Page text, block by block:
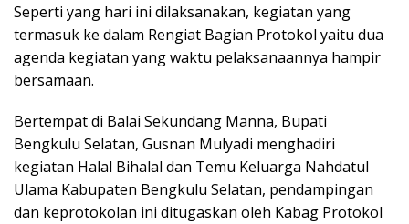
Seperti yang hari ini dilaksanakan, kegiatan yang
termasuk ke dalam Rengiat Bagian Protokol yaitu dua
agenda kegiatan yang waktu pelaksanaannya hampir
bersamaan.
Bertempat di Balai Sekundang Manna, Bupati
Bengkulu Selatan, Gusnan Mulyadi menghadiri
kegiatan Halal Bihalal dan Temu Keluarga Nahdatul
Ulama Kabupaten Bengkulu Selatan, pendampingan
dan keprotokolan ini ditugaskan oleh Kabag Protokol